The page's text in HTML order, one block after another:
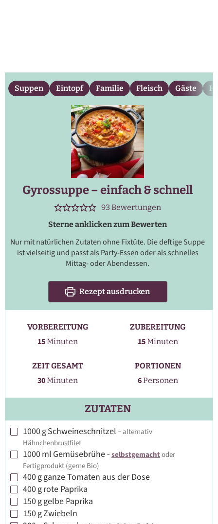
Suppen Eintopf Familie Fleisch Gäste
Gyrossuppe – einfach & schnell
93 Bewertungen
Sterne anklicken zum Bewerten
Nur mit natürlichen Zutaten ohne Fixtüte. Die deftige Suppe
ist vielseitig und passt als Party-Essen oder als schnelles
Mittag- oder Abendessen.
Rezept ausdrucken
VORBEREITUNG
15Minuten
Minuten
ZUBEREITUNG
15Minuten
Minuten
ZEIT GESAMT
30Minuten
Minuten
PORTIONEN
6Personen
ZUTATEN
▢
1000gSchweineschnitzel - alternativ
Hähnchenbrustfilet
▢
1000ml Gemüsebrühe - selbstgemachtoder
Fertigprodukt (gerne Bio)
▢
400gganze Tomaten aus der Dose
▢
400grote Paprika
▢
150ggelbe Paprika
▢
150gZwiebeln